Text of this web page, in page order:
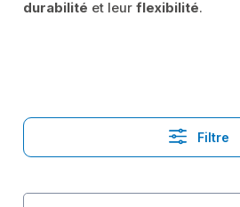
durabilité et leurflexibilité.
Filtre